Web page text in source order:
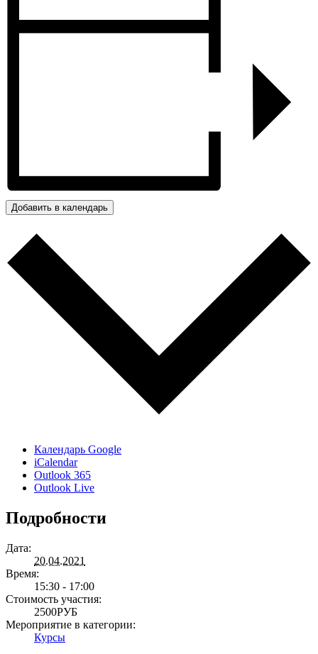
Добавить в календарь
Календарь Google
iCalendar
Outlook 365
Outlook Live
Подробности
Дата:
20.04.2021
Время:
15:30 - 17:00
Стоимость участия:
2500РУБ
Мероприятие в категории:
Курсы